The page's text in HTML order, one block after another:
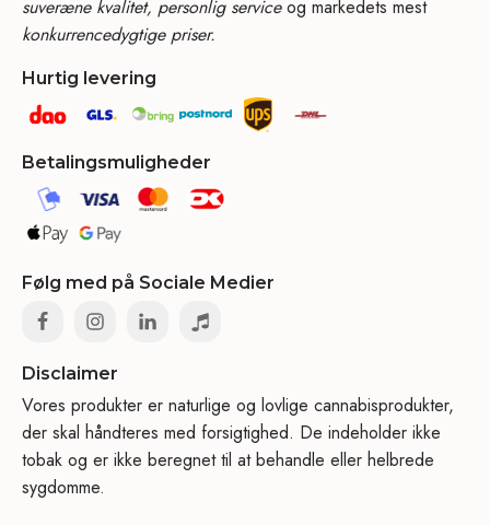
suveræne kvalitet, personlig serviceog markedets mest
konkurrencedygtige priser.
Hurtig levering
Betalingsmuligheder
Følg med på Sociale Medier
Disclaimer
Vores produkter er naturlige og lovlige cannabisprodukter,
der skal håndteres med forsigtighed. De indeholder ikke
tobak og er ikke beregnet til at behandle eller helbrede
sygdomme.